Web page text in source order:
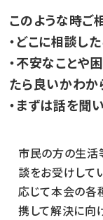
このような時ご
・どこに相談し
・不安なことや
たら良いかわか
・まずは話を聞
市民の方の生活
談をお受けして
応じて本会の各
携して解決に向